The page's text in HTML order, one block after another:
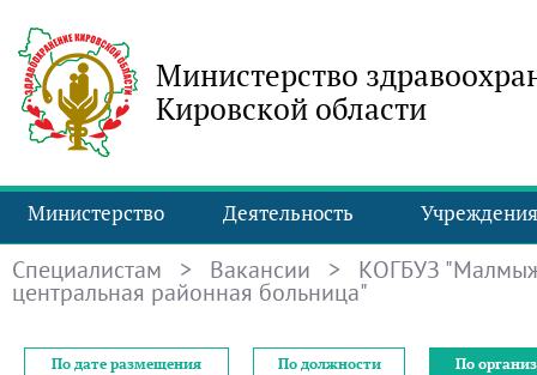
Министерство
Кировской области
Министерство Деятельность Учреждения
Специалистам > Вакансии > КОГБУЗ
центральная районная больница"
По дате размещения По должности По